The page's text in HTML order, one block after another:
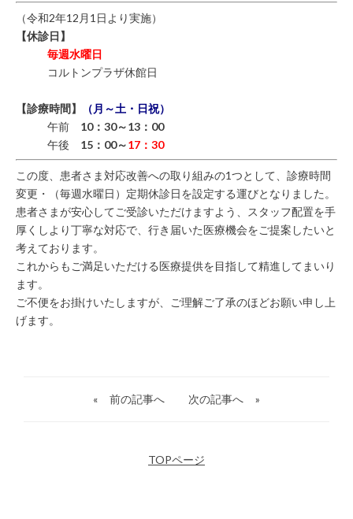
（令和2年12月1日より実施）
【休診日】
毎週水曜日
コルトンプラザ休館日
【診療時間】
（月～土・日祝）
午前 10：30～13：00
午後 15：00～17：30
この度、患者さま対応改善への取り組みの1つとして、診療時間
変更・（毎週水曜日）定期休診日を設定する運びとなりました。
患者さまが安心してご受診いただけますよう、スタッフ配置を手
厚くしより丁寧な対応で、行き届いた医療機会をご提案したいと
考えております。
これからもご満足いただける医療提供を目指して精進してまいり
ます。
ご不便をお掛けいたしますが、ご理解ご了承のほどお願い申し上
げます。
« 前の記事へ 次の記事へ »
TOPページ